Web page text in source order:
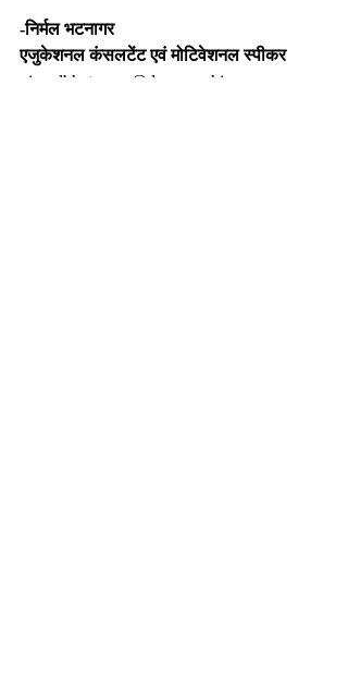
-निर्मल भटनागर
एजुकेशनल कंसलटेंट एवं मोटिवेशनल स्पीकर
nirmalbhatnagar@dreamsachievers.com